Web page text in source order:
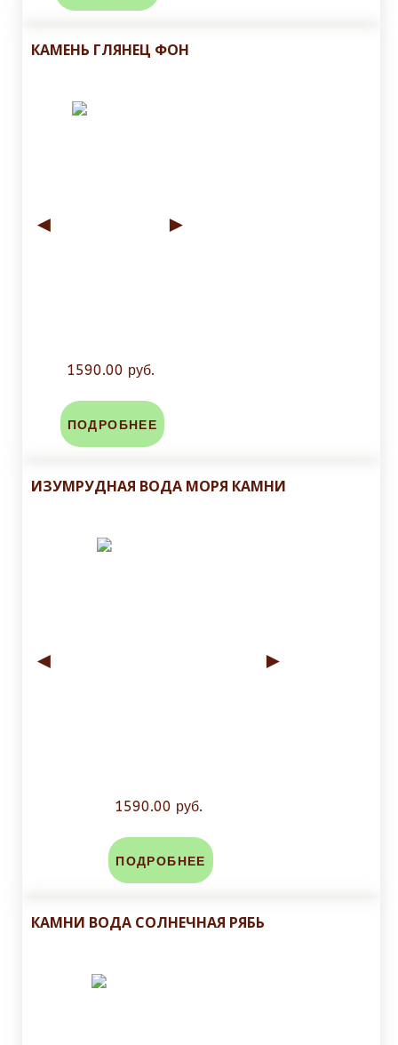
КАМЕНЬ ГЛЯНЕЦ ФОН
◄ ►
1590.00 руб.
ПОДРОБНЕЕ
ИЗУМРУДНАЯ ВОДА МОРЯ КАМНИ
◄ ►
1590.00 руб.
ПОДРОБНЕЕ
КАМНИ ВОДА СОЛНЕЧНАЯ РЯБЬ